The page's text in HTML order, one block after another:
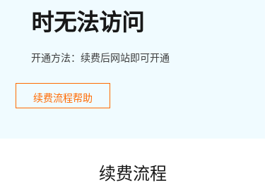
时无法访问
开通方法：续费后网站即可开通
续费流程帮助
续费流程